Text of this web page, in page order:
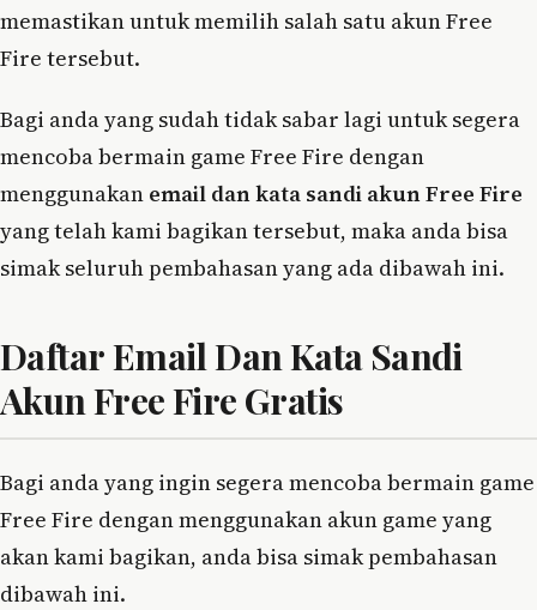
memastikan untuk memilih salah satu akun Free
Fire tersebut.
Bagi anda yang sudah tidak sabar lagi untuk segera
mencoba bermain game Free Fire dengan
menggunakan email dan kata sandi akun Free Fire
yang telah kami bagikan tersebut, maka anda bisa
simak seluruh pembahasan yang ada dibawah ini.
Daftar Email Dan Kata Sandi
Akun Free Fire Gratis
Bagi anda yang ingin segera mencoba bermain game
Free Fire dengan menggunakan akun game yang
akan kami bagikan, anda bisa simak pembahasan
dibawah ini.